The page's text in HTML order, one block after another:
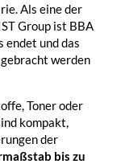
Als eine der
Group ist BBA
endet und das
werden
Toner oder
kompakt,
der
bis zu